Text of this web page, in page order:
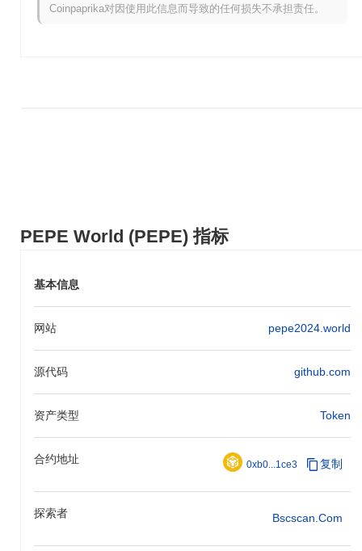
PEPE World (PEPE) 指标
基本信息
网站 pepe2024.world
源代码 github.com
资产类型 Token
合约地址 0xb0...1ce3 复制
探索者 Bscscan.com
心化交易所（DEX）来扩展其生态系统，增强社区的流动性和交易
选项。此外，PEPE世界还将推出质押机制，允许持有者赚取奖励
你可以用PEPE世界做什么？
许代币持有者参与决策过程。此外，它还作为一种实用代币，用于
访问PEPE世界平台上的独家功能和服务。用户还可以与NFT和
DeFi应用互动，利用代币进行各种交互和交易。
PEPE世界仍然活跃或相关吗？
PEPE世界（pepe-pepe-world）目前仍然活跃并且仍在交易，持续
的开发更新表明项目背后有一个致力的团队。活跃的社区存在通过
定期的社交媒体互动和论坛参与得以体现。这不是一个不活跃或被
遗弃的项目，最新的信息可在他们的官方网站
https://pepe2024.world上验证。
PEPE世界是为谁设计的？
PEPE世界（pepe-pepe-world）主要为一个小众的表情包爱好者和
收藏家社区设计。它面向对数字收藏品和表情包文化感兴趣的活跃
受众，提供一个交易和参与基于表情包资产的平台。这个生态系统
Coinpaprika对因使用此信息而导致的任何损失不承担责任。